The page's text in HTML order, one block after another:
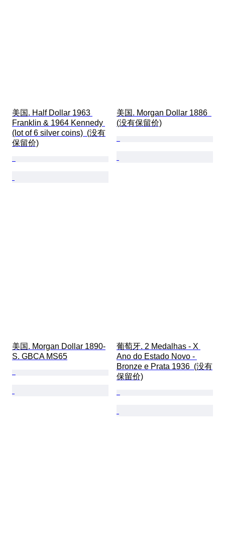
美国. Half Dollar 1963
Franklin & 1964 Kennedy
(lot of 6 silver coins)  (没有
保留价)
美国. Morgan Dollar 1886
(没有保留价)
美国. Morgan Dollar 1890-
S. GBCA MS65
葡萄牙. 2 Medalhas - X
Ano do Estado Novo -
Bronze e Prata 1936  (没有
保留价)